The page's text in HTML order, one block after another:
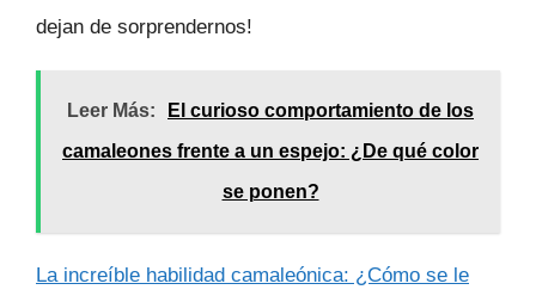
dejan de sorprendernos!
Leer Más:
El curioso comportamiento de los
camaleones frente a un espejo: ¿De qué color
se ponen?
La increíble habilidad camaleónica: ¿Cómo se le